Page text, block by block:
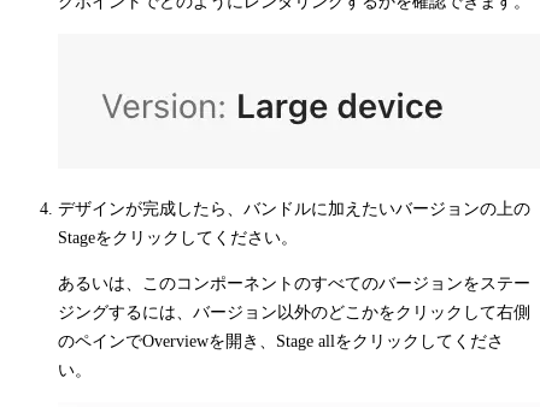
デザインが完成したら、バンドルに加えたいバージョンの上の
Stageをクリックしてください。
あるいは、このコンポーネントのすべてのバージョンをステー
ジングするには、バージョン以外のどこかをクリックして右側
のペインでOverviewを開き、 Stage all をクリックしてくださ
い。